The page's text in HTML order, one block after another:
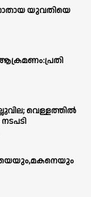
യുവതിയെ
ആക്രമണം:പ്രതി
വെള്ളത്തിൽ